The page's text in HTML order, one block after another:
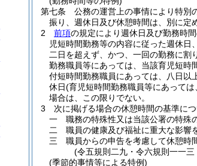
第七条
公務の運営上の事情により特別
振り、週休日及び休憩時間は、別に定
2
前項の規定により週休日及び勤務時
児短時間勤務等の内容に従った週休
二日を超えず、かつ、一回の勤務に割
勤務職員等にあっては、当該育児短時
付短時間勤務職員にあっては、八日以
休日(育児短時間勤務職員等にあって
場合は、この限りでない。
3
次に掲げる場合の休憩時間の基準に
一
職務の特殊性又は当該公署の特殊
二
職員の健康及び福祉に重大な影響
三
職員からの申告を考慮して休憩時
(令五規則二九・令六規則一一三
(季節的事情等による特例)